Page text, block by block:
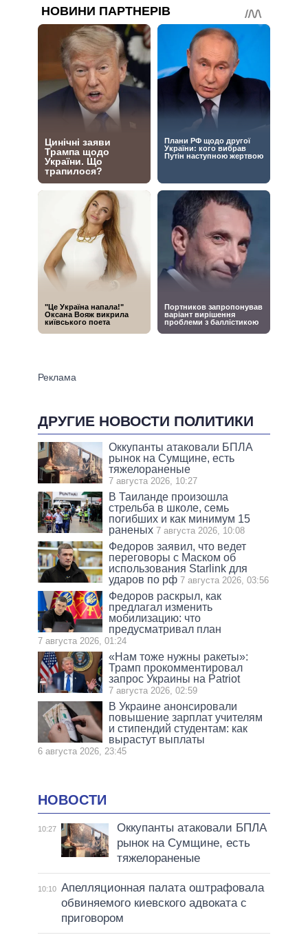
ДРУГИЕ НОВОСТИ ПОЛИТИКИ
Оккупанты атаковали БПЛА
рынок на Сумщине, есть
тяжелораненые
7 августа 2026, 10:27
В Таиланде произошла
стрельба в школе, семь
погибших и как минимум 15
раненых 7 августа 2026, 10:08
Федоров заявил, что ведет
переговоры с Маском об
использования Starlink для
ударов по рф 7 августа 2026, 03:56
Федоров раскрыл, как
предлагал изменить
мобилизацию: что
предусматривал план
7 августа 2026, 01:24
«Нам тоже нужны ракеты»:
Трамп прокомментировал
запрос Украины на Patriot
7 августа 2026, 02:59
В Украине анонсировали
повышение зарплат учителям
и стипендий студентам: как
вырастут выплаты
6 августа 2026, 23:45
НОВОСТИ
10:27
Оккупанты атаковали БПЛА
рынок на Сумщине, есть
тяжелораненые
10:10 Апелляционная палата оштрафовала
обвиняемого киевского адвоката с
приговором